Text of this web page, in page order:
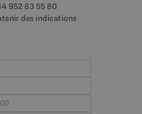
952 83 55 80
des indications